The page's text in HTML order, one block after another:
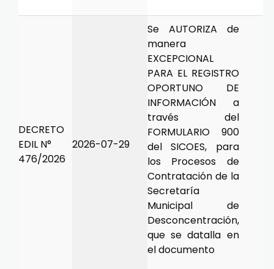
DECRETO
EDIL N°
476/2026
2026-07-29
Se AUTORIZA de
manera
EXCEPCIONAL
PARA EL REGISTRO
OPORTUNO DE
INFORMACIÓN a
través del
FORMULARIO 900
del SICOES, para
los Procesos de
Contratación de la
Secretaría
Municipal de
Desconcentración,
que se datalla en
el documento